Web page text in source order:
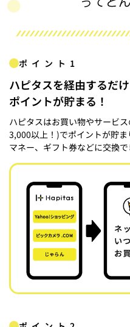
ポイント1
ハピタスを経由するだ
ポイントが貯まる！
ハピタスはお買い物やサービ
3,000以上！)でポイントが貯
マネー、ギフト券などに交換で